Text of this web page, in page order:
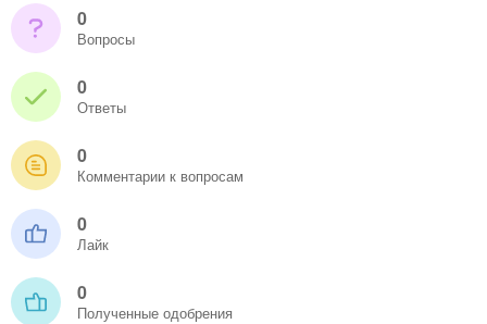
0
Вопросы
0
Ответы
0
Комментарии к вопросам
0
Лайк
0
Полученные одобрения